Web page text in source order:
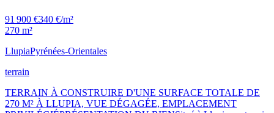
91 900 €340 €/m²
270 m²
LlupiaPyrénées-Orientales
terrain
TERRAIN À CONSTRUIRE D'UNE SURFACE TOTALE DE
270 M² À LLUPIA, VUE DÉGAGÉE, EMPLACEMENT